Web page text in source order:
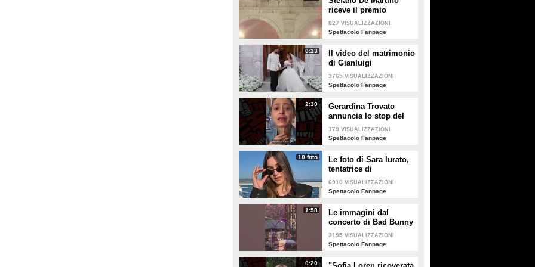
riceve il premio
intitolato al padre
Enrico
827 VISUALIZZAZIONI
Spettacolo Fanpage
0:23
Il video del matrimonio
di Gianluigi
Donnarumma e Alessia
Elefante
3765 VISUALIZZAZIONI
Spettacolo Fanpage
2:30
Gerardina Trovato
annuncia lo stop del
tour per problemi di
salute
179 VISUALIZZAZIONI
Spettacolo Fanpage
10 foto
Le foto di Sara Iurato,
tentatrice di
Temptation Island 2026
6910 VISUALIZZAZIONI
Spettacolo Fanpage
1:58
Le immagini dal
concerto di Bad Bunny
a Milano
3195 VISUALIZZAZIONI
Spettacolo Fanpage
0:20
GUARDA
6442 • diSpettacolo Fanpage